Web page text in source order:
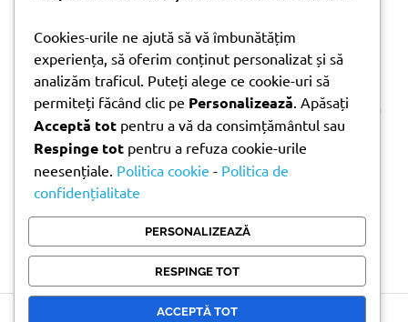
ARTICOLE RECENTE
Parchet laminat sau SPC? Diferențele care contează
Materiale pentru zidărie – avantajele fiecărei soluții
și când se folosesc
Ghid practic pentru alegerea vopselei lavabile
pentru fiecare încăpere
Produse indispensabile pentru lucrările de
întreținere din timpul verii
Cookies-urile ne ajută să vă îmbunătățim
experiența, să oferim conținut personalizat și să
analizăm traficul. Puteți alege ce cookie-uri să
permiteți făcând clic pe Personalizează . Apăsați
Acceptă tot pentru a vă da consimțământul sau
Respinge tot pentru a refuza cookie-urile
neesențiale. Politica cookie - Politica de
confidențialitate
PERSONALIZEAZĂ
RESPINGE TOT
ACCEPTĂ TOT